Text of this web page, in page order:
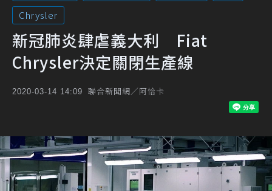
Chrysler
新冠肺炎肆虐義大利 Fiat
Chrysler決定關閉生產線
2020-03-14 14:09 聯合新聞網／阿恰卡